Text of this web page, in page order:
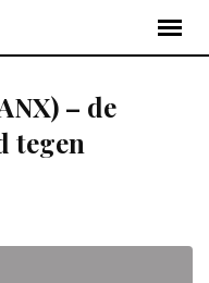
– de
tegen